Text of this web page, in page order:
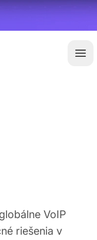
VoIP
riešenia v